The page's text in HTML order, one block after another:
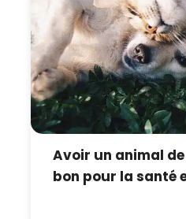
Avoir un animal
bon pour la santé